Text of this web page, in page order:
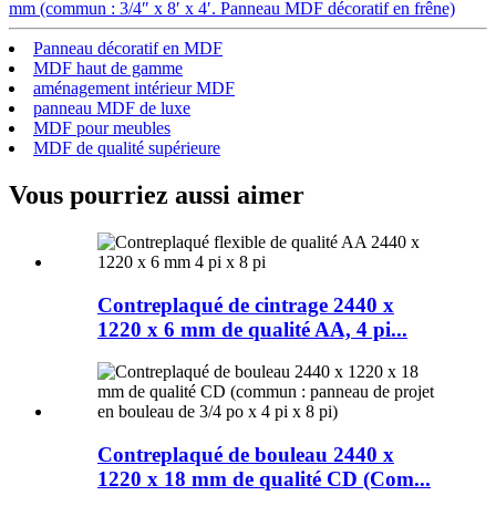
mm (commun : 3/4″ x 8′ x 4′. Panneau MDF décoratif en frêne)
Panneau décoratif en MDF
MDF haut de gamme
aménagement intérieur MDF
panneau MDF de luxe
MDF pour meubles
MDF de qualité supérieure
Vous pourriez aussi aimer
Contreplaqué de cintrage 2440 x
1220 x 6 mm de qualité AA, 4 pi...
Contreplaqué de bouleau 2440 x
1220 x 18 mm de qualité CD (Com...